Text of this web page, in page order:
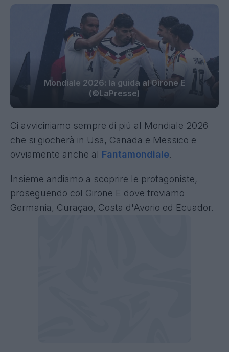
Mondiale 2026: la guida al Girone E
(©LaPresse)
Ci avviciniamo sempre di più al Mondiale 2026
che si giocherà in Usa, Canada e Messico e
ovviamente anche al Fantamondiale.
Insieme andiamo a scoprire le protagoniste,
proseguendo col Girone E dove troviamo
Germania, Curaçao, Costa d'Avorio ed Ecuador.